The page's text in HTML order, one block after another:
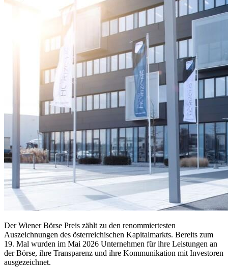
Der Wiener Börse Preis zählt zu den renommiertesten
Auszeichnungen des österreichischen Kapitalmarkts. Bereits zum
19. Mal wurden im Mai 2026 Unternehmen für ihre Leistungen an
der Börse, ihre Transparenz und ihre Kommunikation mit Investoren
ausgezeichnet.